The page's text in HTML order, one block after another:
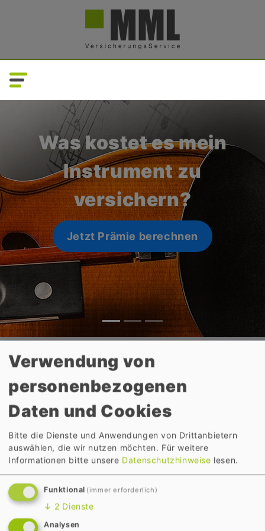
Was kostet es mein
Instrument zu
versichern?
Jetzt Prämie berechnen
Über uns
Die MML VersicherungsService GmbH ist ein
zugelassener Versicherungsmakler, der speziell im
Bereich Versicherungs- und
Servicedienstleistungen für die Musikbranche aktiv
ist und Risiken in Deckung nehmen und Schäden
regulieren kann.
Verwendung von
personenbezogenen
Daten und Cookies
Bitte die Dienste und Anwendungen von Drittanbietern
auswählen, die wir nutzen möchten. Für weitere
Informationen bitte unsere Datenschutzhinweise lesen.
Funktional (immer erforderlich)
↓ 2 Dienste
Analysen